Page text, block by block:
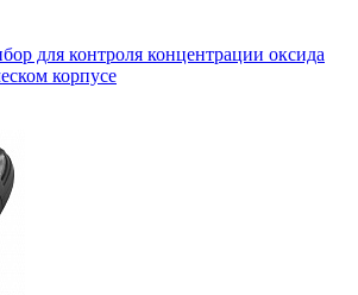
для контроля концентрации оксида
корпусе